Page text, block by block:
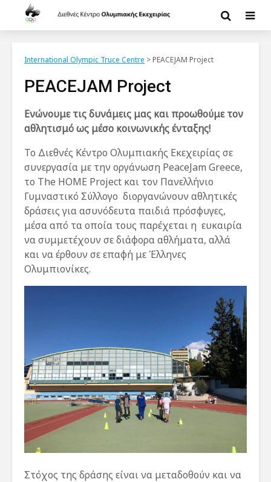
International Olympic Truce Centre > PEACEJAM Project
PEACEJAM Project
Ενώνουμε τις δυνάμεις μας και προωθούμε τον
αθλητισμό ως μέσο κοινωνικής ένταξης!
Το Διεθνές Κέντρο Ολυμπιακής Εκεχειρίας σε
συνεργασία με την οργάνωση PeaceJam Greece,
το The HOME Project και τον Πανελλήνιο
Γυμναστικό Σύλλογο διοργανώνουν αθλητικές
δράσεις για ασυνόδευτα παιδιά πρόσφυγες,
μέσα από τα οποία τους παρέχεται η ευκαιρία
να συμμετέχουν σε διάφορα αθλήματα, αλλά
και να έρθουν σε επαφή με Έλληνες
Ολυμπιονίκες.
Στόχος της δράσης είναι να μεταδοθούν και να